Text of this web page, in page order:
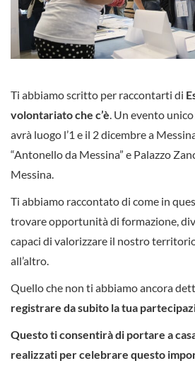
Ti abbiamo scritto per raccontarti di
volontariato che c’è. Un evento
avrà luogo l’1 e il 2 dicembre a
“Antonello da Messina” e Palazzo
Messina.
Ti abbiamo raccontato di come in
trovare opportunità di formazione,
capaci di valorizzare il nostro
all’altro.
Quello che non ti abbiamo ancora
registrare da subito la tua
Questo ti consentirà di portare a
realizzati per celebrare questo